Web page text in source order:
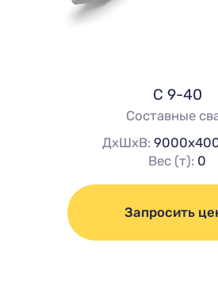
С 9-40
Составные
ДхШхВ:
Вес (т): 0
Запросить